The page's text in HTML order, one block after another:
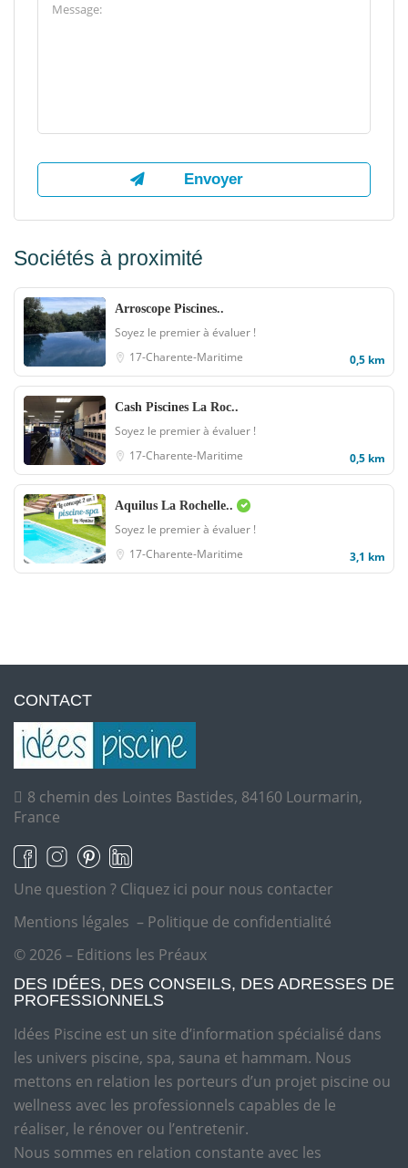
Sociétés à proximité
Arroscope Piscines..
Soyez le premier à évaluer !
17-Charente-Maritime
0,5 km
Cash Piscines La Roc..
Soyez le premier à évaluer !
17-Charente-Maritime
0,5 km
Aquilus La Rochelle..
Soyez le premier à évaluer !
17-Charente-Maritime
3,1 km
CONTACT
8 chemin des Lointes Bastides, 84160 Lourmarin,
France
Une question ? Cliquez ici pour nous contacter
Mentions légales – Politique de confidentialité
© 2026 – Editions les Préaux
DES IDÉES, DES CONSEILS, DES ADRESSES DE
PROFESSIONNELS
Idées Piscine est un site d’information spécialisé dans
les univers piscine, spa, sauna et hammam. Nous
mettons en relation les porteurs d’un projet piscine ou
wellness avec les professionnels capables de le
réaliser, le rénover ou l’entretenir.
Nous sommes en relation constante avec les